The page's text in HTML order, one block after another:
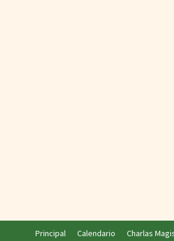
Principal Calendario Charlas